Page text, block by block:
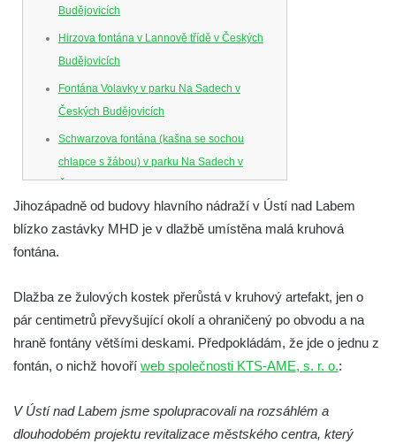
Budějovicích
Hirzova fontána v Lannově třídě v Českých
Budějovicích
Fontána Volavky v parku Na Sadech v
Českých Budějovicích
Schwarzova fontána (kašna se sochou
chlapce s žábou) v parku Na Sadech v
Českých Budějovicích
Kašna v parku Na Sadech u Pražské třídy v
Českých Budějovicích
Kašna na náměstí J. V. Kamarýta ve
Velešíně
Kašna na nádvoří za vstupem v ZOO
Kašna se sousoším medvíďat v ZOO
Leipzig
Jihozápadně od budovy hlavního nádraží v Ústí nad Labem
blízko zastávky MHD je v dlažbě umístěna malá kruhová
fontána.
Dlažba ze žulových kostek přerůstá v kruhový artefakt, jen o
pár centimetrů převyšující okolí a ohraničený po obvodu a na
hraně fontány většími deskami. Předpokládám, že jde o jednu z
fontán, o nichž hovoří web společnosti KTS-AME, s. r. o.:
V Ústí nad Labem jsme spolupracovali na rozsáhlém a
dlouhodobém projektu revitalizace městského centra, který